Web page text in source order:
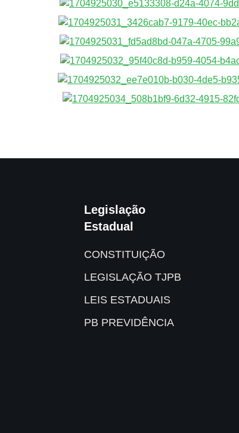
Legislação
Estadual
CONSTITUIÇÃO
LEGISLAÇÃO TJPB
LEIS ESTADUAIS
PB PREVIDÊNCIA